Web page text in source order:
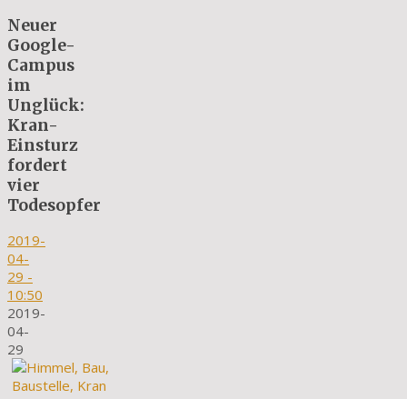
Neuer
Google-
Campus
im
Unglück:
Kran-
Einsturz
fordert
vier
Todesopfer
2019-
04-
29 -
10:50
2019-
04-
29